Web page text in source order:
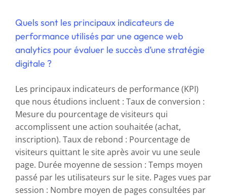
Quels sont les principaux indicateurs de
performance utilisés par une agence web
analytics pour évaluer le succès d’une stratégie
digitale ?
Les principaux indicateurs de performance (KPI)
que nous étudions incluent : Taux de conversion :
Mesure du pourcentage de visiteurs qui
accomplissent une action souhaitée (achat,
inscription). Taux de rebond : Pourcentage de
visiteurs quittant le site après avoir vu une seule
page. Durée moyenne de session : Temps moyen
passé par les utilisateurs sur le site. Pages vues par
session : Nombre moyen de pages consultées par